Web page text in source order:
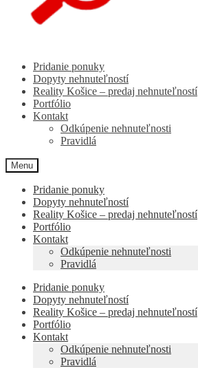
Pridanie ponuky
Dopyty nehnuteľností
Reality Košice – predaj nehnuteľností
Portfólio
Kontakt
Odkúpenie nehnuteľnosti
Pravidlá
Menu
Pridanie ponuky
Dopyty nehnuteľností
Reality Košice – predaj nehnuteľností
Portfólio
Kontakt
Odkúpenie nehnuteľnosti
Pravidlá
Pridanie ponuky
Dopyty nehnuteľností
Reality Košice – predaj nehnuteľností
Portfólio
Kontakt
Odkúpenie nehnuteľnosti
Pravidlá